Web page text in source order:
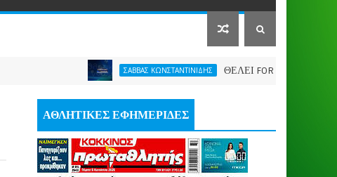
ΣΑΒΒΑΣ ΚΩΝΣΤΑΝΤΙΝΙΔΗΣ ΘΕΛΕΙ FORMAT O ΑΡΗΣ
ΑΘΛΗΤΙΚΕΣ ΕΦΗΜΕΡΙΔΕΣ